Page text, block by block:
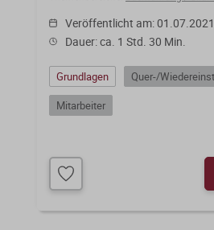
Veröffentlicht am: 01.07.2021
Dauer: ca. 1 Std. 30 Min.
Grundlagen
Quer-/
Mitarbeiter